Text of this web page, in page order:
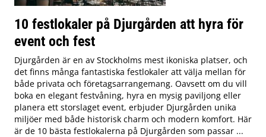
10 festlokaler på Djurgården att hyra för
event och fest
Djurgården är en av Stockholms mest ikoniska platser, och
det finns många fantastiska festlokaler att välja mellan för
både privata och företagsarrangemang. Oavsett om du vill
boka en elegant festvåning, hyra en mysig paviljong eller
planera ett storslaget event, erbjuder Djurgården unika
miljöer med både historisk charm och modern komfort. Här
är de 10 bästa festlokalerna på Djurgården som passar ...